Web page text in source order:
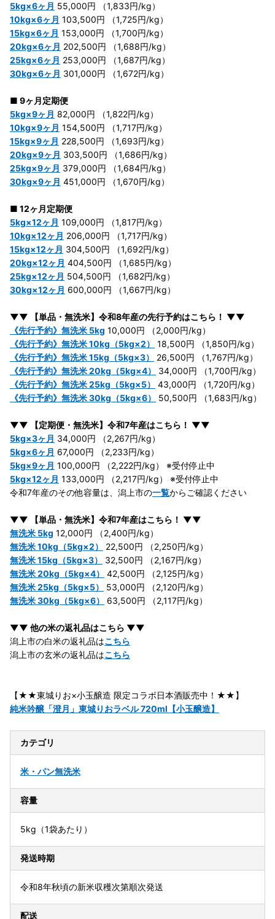
5kg×6ヶ月 55,000円 （1,833円/kg）
10kg×6ヶ月 103,500円 （1,725円/kg）
15kg×6ヶ月 153,000円 （1,700円/kg）
20kg×6ヶ月 202,500円 （1,688円/kg）
25kg×6ヶ月 253,000円 （1,687円/kg）
30kg×6ヶ月 301,000円 （1,672円/kg）
■ 9ヶ月定期便
5kg×9ヶ月 82,000円 （1,822円/kg）
10kg×9ヶ月 154,500円 （1,717円/kg）
15kg×9ヶ月 228,500円 （1,693円/kg）
20kg×9ヶ月 303,500円 （1,686円/kg）
25kg×9ヶ月 379,000円 （1,684円/kg）
30kg×9ヶ月 451,000円 （1,670円/kg）
■ 12ヶ月定期便
5kg×12ヶ月 109,000円 （1,817円/kg）
10kg×12ヶ月 206,000円 （1,717円/kg）
15kg×12ヶ月 304,500円 （1,692円/kg）
20kg×12ヶ月 404,500円 （1,685円/kg）
25kg×12ヶ月 504,500円 （1,682円/kg）
30kg×12ヶ月 600,000円 （1,667円/kg）
▼▼ 【単品・無洗米】令和8年産の先行予約はこちら！ ▼▼
《先行予約》無洗米 5kg 10,000円 （2,000円/kg）
《先行予約》無洗米 10kg（5kg×2）
18,500円 （1,850円/kg）
《先行予約》無洗米 15kg（5kg×3）
26,500円 （1,767円/kg）
《先行予約》無洗米 20kg（5kg×4）
34,000円 （1,700円/kg）
《先行予約》無洗米 25kg（5kg×5）
43,000円 （1,720円/kg）
《先行予約》無洗米 30kg（5kg×6）
50,500円 （1,683円/kg）
▼▼ 【定期便・無洗米】令和7年産はこちら！ ▼▼
5kg×3ヶ月 34,000円 （2,267円/kg）
5kg×6ヶ月 67,000円 （2,233円/kg）
5kg×9ヶ月 100,000円 （2,222円/kg） ※受付停止中
5kg×12ヶ月 133,000円 （2,217円/kg） ※受付停止中
令和7年産のその他容量は、潟上市の一覧からご確認ください
▼▼ 【単品・無洗米】令和7年産はこちら！ ▼▼
無洗米 5kg 12,000円 （2,400円/kg）
無洗米 10kg（5kg×2）
22,500円 （2,250円/kg）
無洗米 15kg（5kg×3）
32,500円 （2,167円/kg）
無洗米 20kg（5kg×4）
42,500円 （2,125円/kg）
無洗米 25kg（5kg×5）
53,000円 （2,120円/kg）
無洗米 30kg（5kg×6）
63,500円 （2,117円/kg）
▼▼ 他の米の返礼品はこちら ▼▼
潟上市の白米の返礼品はこちら
潟上市の玄米の返礼品はこちら
【★★東城りお×小玉醸造 限定コラボ日本酒販売中！★★】
純米吟醸「澄月」東城りおラベル 720ml【小玉醸造】
カテゴリ
米・パン無洗米
容量
5kg（1袋あたり）
発送時期
令和8年秋頃の新米収穫次第順次発送
配送